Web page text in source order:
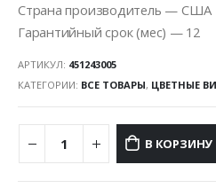
Страна производитель — США
Гарантийный срок (мес) — 12
АРТИКУЛ: 451243005
КАТЕГОРИИ: ВСЕ ТОВАРЫ, ЦВЕТНЫЕ
В КОРЗИНУ